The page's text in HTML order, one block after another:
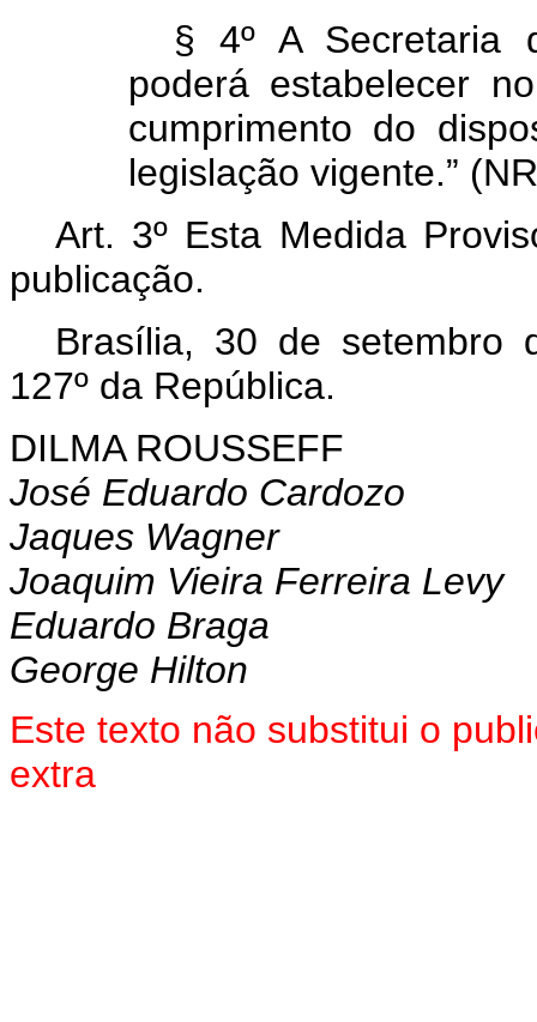
§ 4º A Secretaria
poderá estabelecer
cumprimento do
legislação vigente.”
Art. 3º Esta Medida
publicação.
Brasília, 30 de setembro
127º da República.
DILMA ROUSSEFF
José Eduardo Cardozo
Jaques Wagner
Joaquim Vieira Ferreira Levy
Eduardo Braga
George Hilton
Este texto não substitui o
extra